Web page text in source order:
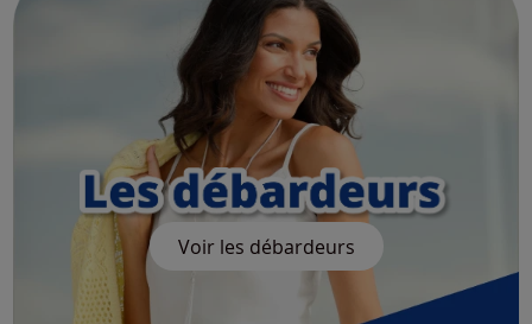
Voir les débardeurs